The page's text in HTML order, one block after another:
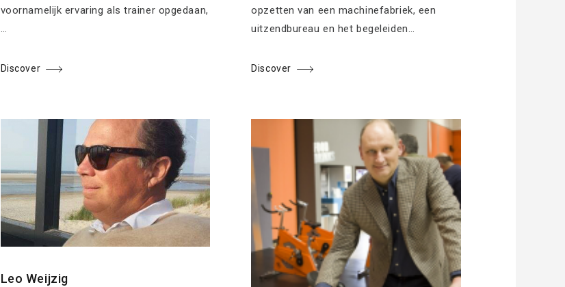
voornamelijk ervaring als trainer opgedaan,
…
Discover
opzetten van een machinefabriek, een
uitzendbureau en het begeleiden…
Discover
Leo Weijzig